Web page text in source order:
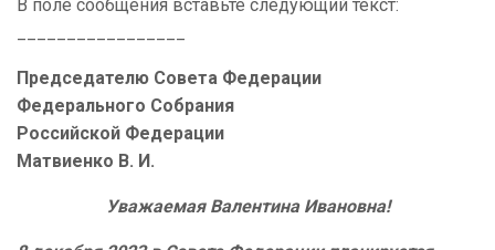
В поле сообщения вставьте следующий текст:
Председателю Совета Федерации
Федерального Собрания
Российской Федерации
Матвиенко В. И.
Уважаемая Валентина Ивановна!